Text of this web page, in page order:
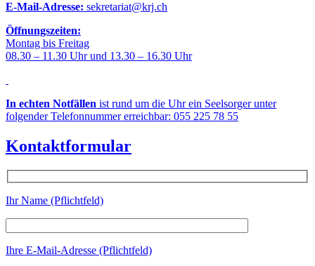
E-Mail-Adresse: sekretariat@krj.ch
Öffnungszeiten:
Montag bis Freitag
08.30 – 11.30 Uhr und 13.30 – 16.30 Uhr
In echten Notfällen ist rund um die Uhr ein Seelsorger unter
folgender Telefonnummer erreichbar: 055 225 78 55
Kontaktformular
Ihr Name (Pflichtfeld)
Ihre E-Mail-Adresse (Pflichtfeld)